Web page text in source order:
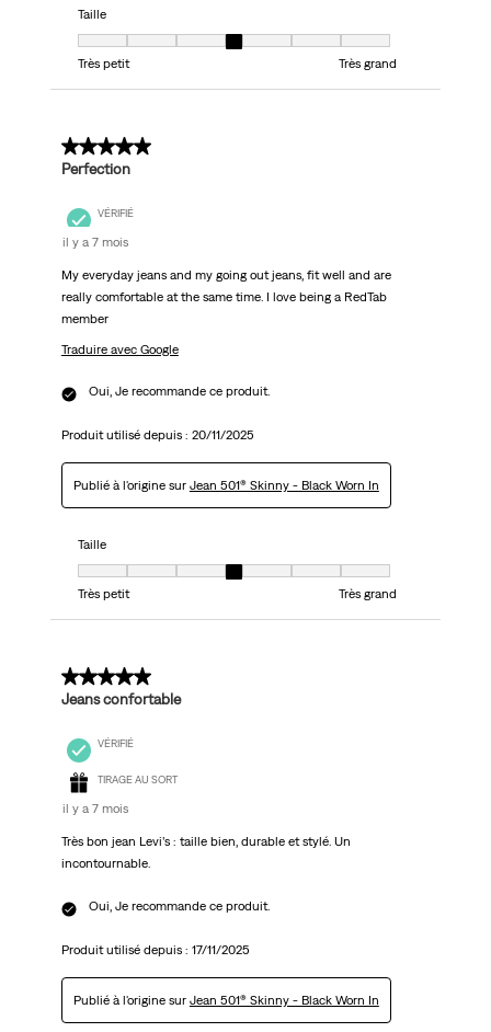
Taille
Taille, 4 sur 7, où 1 est égal à Très petit et 7 est égal à Très grand
Très petit
Très grand
5 sur 5 étoiles.
Perfection
VÉRIFIÉ
il y a 7 mois
My everyday jeans and my going out jeans, fit well and are
really comfortable at the same time. I love being a RedTab
member
Traduire avec Google
Oui, Je recommande ce produit.
Produit utilisé depuis : 20/11/2025
Publié à l'origine sur Jean 501® Skinny - Black Worn In
Taille
Taille, 4 sur 7, où 1 est égal à Très petit et 7 est égal à Très grand
Très petit
Très grand
5 sur 5 étoiles.
Jeans confortable
VÉRIFIÉ
TIRAGE AU SORT
il y a 7 mois
Très bon jean Levi’s : taille bien, durable et stylé. Un
incontournable.
Oui, Je recommande ce produit.
Produit utilisé depuis : 17/11/2025
Publié à l'origine sur Jean 501® Skinny - Black Worn In